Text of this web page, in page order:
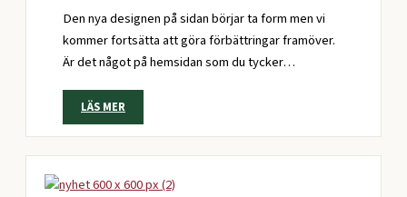
Den nya designen på sidan börjar ta form men vi
kommer fortsätta att göra förbättringar framöver.
Är det något på hemsidan som du tycker…
LÄS MER